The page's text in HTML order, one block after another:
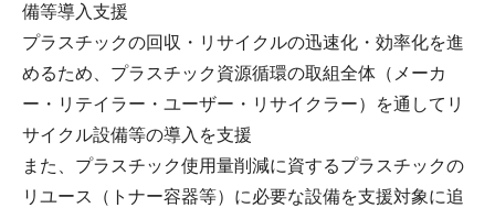
備等導入支援
プラスチックの回収・リサイクルの迅速化・効率化を進
めるため、プラスチック資源循環の取組全体（メーカ
ー・リテイラー・ユーザー・リサイクラー）を通してリ
サイクル設備等の導入を支援
また、プラスチック使用量削減に資するプラスチックの
リユース（トナー容器等）に必要な設備を支援対象に追